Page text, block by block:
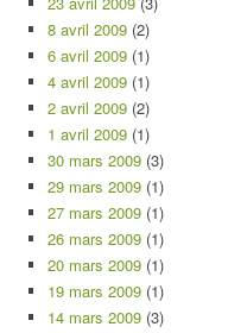
8 avril 2009 (2)
6 avril 2009 (1)
4 avril 2009 (1)
2 avril 2009 (2)
1 avril 2009 (1)
30 mars 2009 (3)
29 mars 2009 (1)
27 mars 2009 (1)
26 mars 2009 (1)
20 mars 2009 (1)
19 mars 2009 (1)
14 mars 2009 (3)